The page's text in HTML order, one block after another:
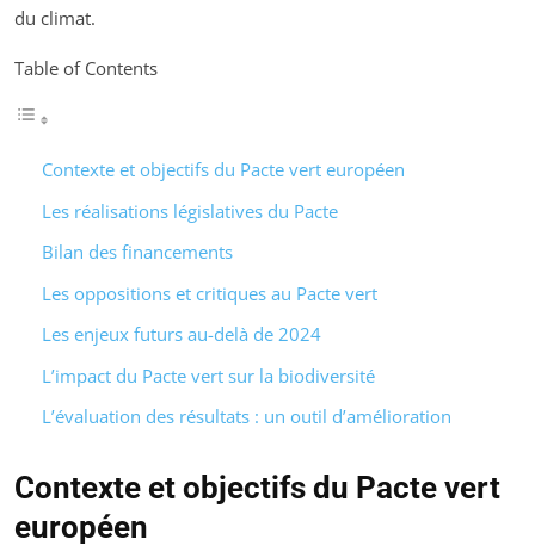
du climat.
Table of Contents
Contexte et objectifs du Pacte vert européen
Les réalisations législatives du Pacte
Bilan des financements
Les oppositions et critiques au Pacte vert
Les enjeux futurs au-delà de 2024
L’impact du Pacte vert sur la biodiversité
L’évaluation des résultats : un outil d’amélioration
Contexte et objectifs du Pacte vert
européen